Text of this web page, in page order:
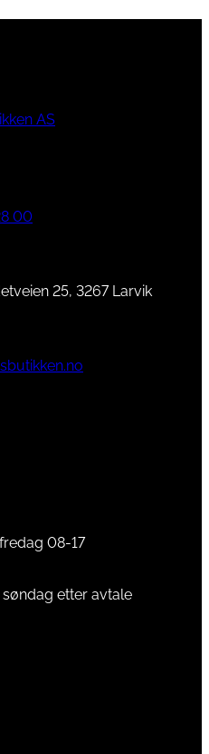
AS
00
25, 3267 Larvik
08-17
etter avtale